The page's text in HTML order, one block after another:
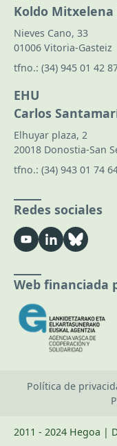
Koldo
Nieves Cano, 33
01006 Vitoria-Gasteiz
tfno.: (34) 945 01 42
EHU
Carlos
Elhuyar plaza, 2
20018 Donostia-San
tfno.: (34) 943 01 74
Redes sociales
Web financiada
Política de
2011 - 2024 Hegoa |